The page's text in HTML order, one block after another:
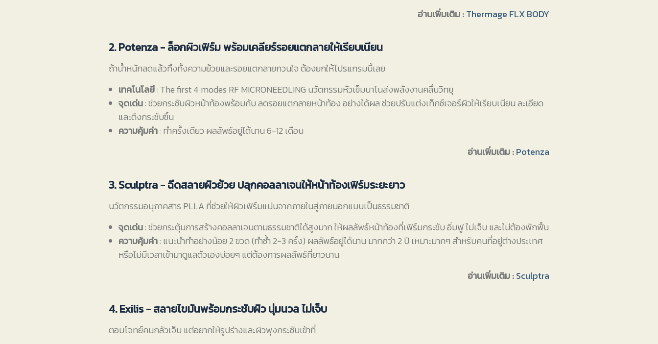
อ่านเพิ่มเติม :Thermage FLX BODY
2. Potenza - ล็อกผิวเฟิร์ม พร้อมเคลียร์รอยแตกลายให้เรียบเนียน
ถ้าน้ำหนักลดแล้วทิ้งทั้งความย้วยและรอยแตกลายกวนใจ ต้องยกให้โปรแกรมนี้เลย
เทคโนโลยี: The first 4 modes RF MICRONEEDLING นวัตกรรมหัวเข็มนาโนส่งพลังงานคลื่นวิทยุ
จุดเด่น: ช่วยกระชับผิวหน้าท้องพร้อมกับ ลดรอยแตกลายหน้าท้อง อย่างได้ผล ช่วยปรับแต่งเท็กซ์เจอร์ผิวให้เรียบเนียน ละเอียด
และตึงกระชับขึ้น
ความคุ้มค่า: ทำครั้งเดียว ผลลัพธ์อยู่ได้นาน 6-12 เดือน
อ่านเพิ่มเติม :Potenza
3. Sculptra - ฉีดสลายผิวย้วย ปลุกคอลลาเจนให้หน้าท้องเฟิร์มระยะยาว
นวัตกรรมอนุภาคสาร PLLA ที่ช่วยให้ผิวเฟิร์มแน่นจากภายในสู่ภายนอกแบบเป็นธรรมชาติ
จุดเด่น: ช่วยกระตุ้นการสร้างคอลลาเจนตามธรรมชาติได้สูงมาก ให้ผลลัพธ์หน้าท้องที่เฟิร์มกระชับ อิ่มฟู ไม่เจ็บ และไม่ต้องพักฟื้น
ความคุ้มค่า: แนะนำทำอย่างน้อย 2 ขวด (ทำซ้ำ 2-3 ครั้ง) ผลลัพธ์อยู่ได้นาน มากกว่า 2 ปี เหมาะมากๆ สำหรับคนที่อยู่ต่างประเทศ
หรือไม่มีเวลาเข้ามาดูแลตัวเองบ่อยๆ แต่ต้องการผลลัพธ์ที่ยาวนาน
อ่านเพิ่มเติม :Sculptra
4. Exilis - สลายไขมันพร้อมกระชับผิว นุ่มนวล ไม่เจ็บ
ตอบโจทย์คนกลัวเจ็บ แต่อยากให้รูปร่างและผิวพุงกระชับเข้าที่